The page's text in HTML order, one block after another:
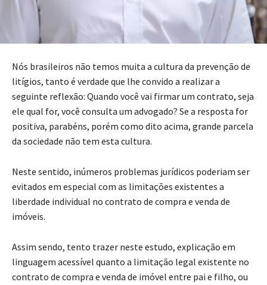
Nós brasileiros não temos muita a cultura da prevenção de
litígios, tanto é verdade que lhe convido a realizar a
seguinte reflexão: Quando você vai firmar um contrato, seja
ele qual for, você consulta um advogado? Se a resposta for
positiva, parabéns, porém como dito acima, grande parcela
da sociedade não tem esta cultura.
Neste sentido, inúmeros problemas jurídicos poderiam ser
evitados em especial com as limitações existentes a
liberdade individual no contrato de compra e venda de
imóveis.
Assim sendo, tento trazer neste estudo, explicação em
linguagem acessível quanto a limitação legal existente no
contrato de compra e venda de imóvel entre pai e filho, ou